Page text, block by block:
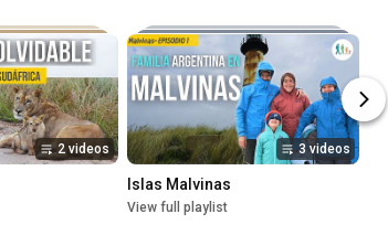
2 videos 3 videos
Islas Malvinas
View full playlist